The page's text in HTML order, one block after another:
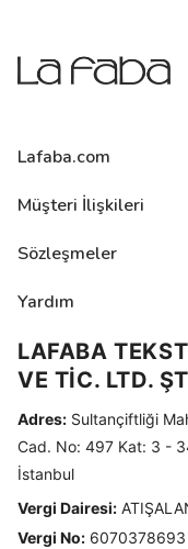
Lafaba.com
Müşteri İlişkileri
Sözleşmeler
Yardım
LAFABA
VE TİC. LTD.
Adres: Sultançiftliği
Cad. No: 497 Kat: 3 -
İstanbul
Vergi Dairesi:
Vergi No: 6070378693